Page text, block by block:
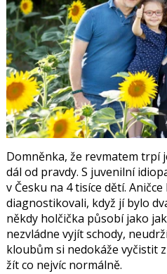
Domněnka, že revmatem trpí
dál od pravdy. S juvenilní
v Česku na 4 tisíce dětí.
diagnostikovali, když jí bylo
někdy holčička působí jako
nezvládne vyjít schody,
kloubům si nedokáže vyčistit
žít co nejvíc normálně.